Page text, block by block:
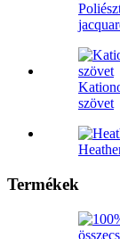
szövet
Termékek